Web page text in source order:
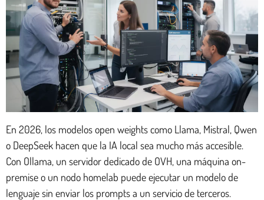
En 2026, los modelos open weights como Llama, Mistral, Qwen
o DeepSeek hacen que la IA local sea mucho más accesible.
Con Ollama, un servidor dedicado de OVH, una máquina on-
premise o un nodo homelab puede ejecutar un modelo de
lenguaje sin enviar los prompts a un servicio de terceros.